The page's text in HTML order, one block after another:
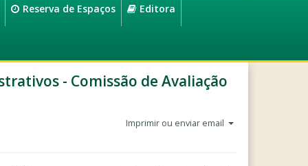
Reserva de Espaços Editora
- Comissão de Avaliação
Imprimir ou enviar email